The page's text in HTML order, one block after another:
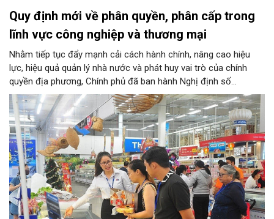
Quy định mới về phân quyền, phân cấp trong
lĩnh vực công nghiệp và thương mại
Nhằm tiếp tục đẩy mạnh cải cách hành chính, nâng cao hiệu
lực, hiệu quả quản lý nhà nước và phát huy vai trò của chính
quyền địa phương, Chính phủ đã ban hành Nghị định số
146/2025/NĐ-CP ngày 12/6/2025 quy định về phân quyền, phân
cấp trong lĩnh vực công nghiệp và thương mại. Trong đó, lĩnh
vực bảo vệ quyền lợi người tiêu dùng có nhiều nội dung quan
trọng được phân cấp cho địa phương, góp phần đưa hoạt động
hỗ trợ người tiêu dùng đến gần người dân hơn.